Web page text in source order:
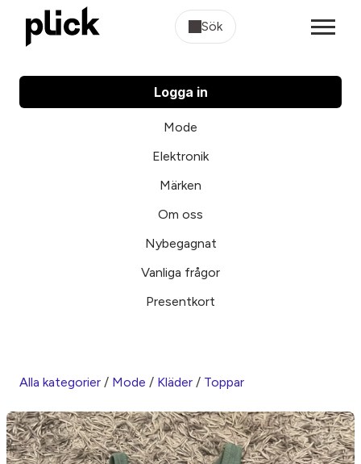
Sök
Logga in
Mode
Elektronik
Märken
Om oss
Nybegagnat
Vanliga frågor
Presentkort
Alla kategorier / Mode / Kläder / Toppar